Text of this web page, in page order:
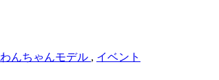
わんちゃんモデル , イベント